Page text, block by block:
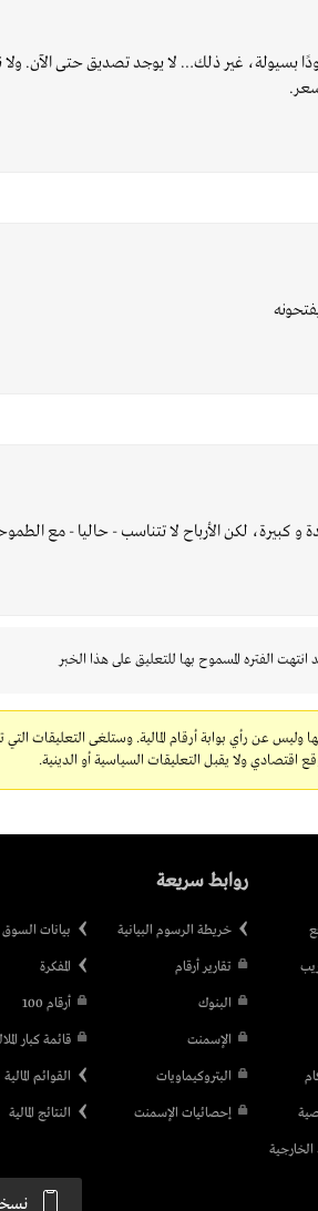
اختراق 70 صعودًا بسيولة، غير ذلك… لا يوجد تصديق حتى الآن.
كبيرة، لكن الأرباح لا تتناسب - حاليا - مع
انتهت الفتره المسموح بها للتعليق على هذا الخبر
وليس عن رأي بوابة أرقام المالية. وستلغى التعليقات
ولا يقبل التعليقات السياسية أو الدينية.
روابط سريعة
خريطة الرسوم البيانية
تقارير أرقام
البنوك
الإسمنت
البتروكيماويات
إحصائيات الإسمنت
بيانات السوق
المفكرة
أرقام 100
قائمة كبار
القوائم المالية
النتائج المالية